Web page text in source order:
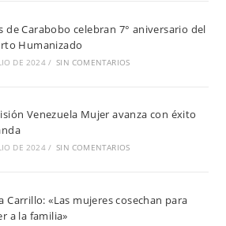
de Carabobo celebran 7° aniversario del
Humanizado
DE 2024 / SIN COMENTARIOS
Venezuela Mujer avanza con éxito
DE 2024 / SIN COMENTARIOS
Carrillo: «Las mujeres cosechan para
a la familia»